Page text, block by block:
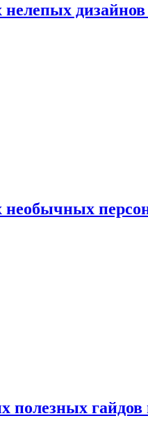
необычных
полезных гайдов